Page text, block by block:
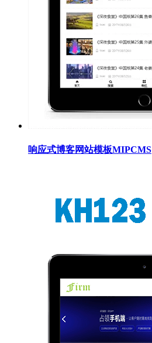
响应式博客网站模板MIPCMS